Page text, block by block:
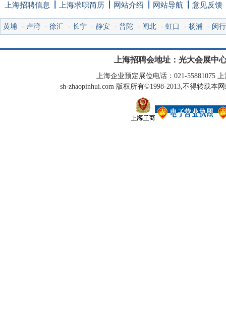
上海招聘信息 上海求职简历 网站介绍 网站导航 意见反馈
黄埔 - 卢湾 - 徐汇 - 长宁 - 静安 - 普陀 - 闸北 - 虹口 - 杨浦 - 闵行
上海招聘会地址：光大会展中
上海企业预定展位电话：021-55881075
sh-zhaopinhui.com 版权所有©1998-2013,不得转载本